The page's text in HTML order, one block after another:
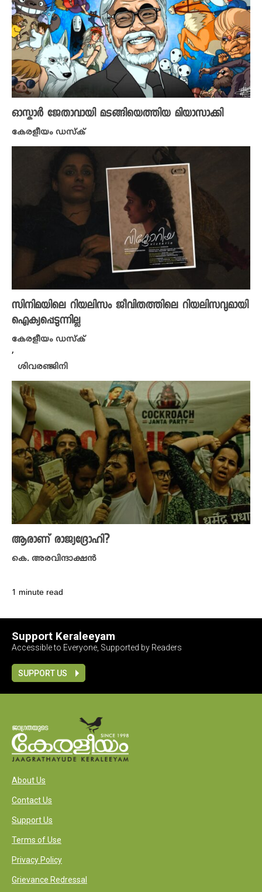
ഓസ്കാർ ജേതാവായി മടങ്ങിയെത്തിയ മിയാസാക്കി
കേരളീയം ഡസ്ക്
സിനിമയിലെ റിയലിസം ജീവിതത്തിലെ റിയലിസവുമായി
ഐക്യപ്പെടുന്നില്ല
കേരളീയം ഡസ്ക്
,
ശിവരഞ്ജിനി
ആരാണ് രാജ്യ​​ദ്രോഹി?
കെ. അരവിന്ദാക്ഷൻ
1 minute read
Support Keraleeyam
Accessible to Everyone, Supported by Readers
SUPPORT US
About Us
Contact Us
Support Us
Terms of Use
Privacy Policy
Grievance Redressal